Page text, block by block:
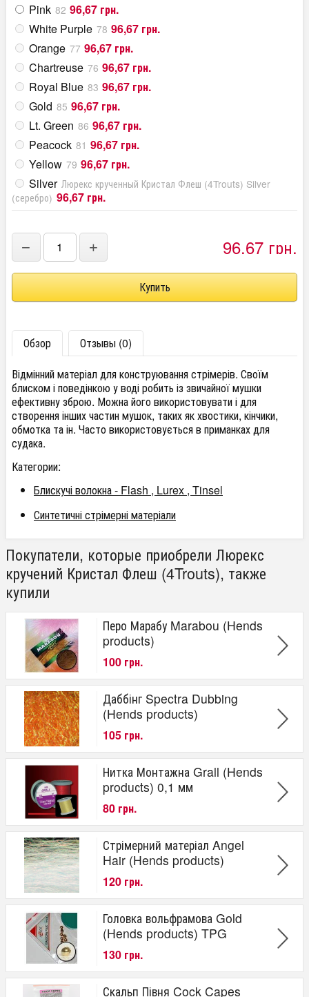
Pink 82 96,67 грн.
White Purple 78 96,67 грн.
Orange 77 96,67 грн.
Chartreuse 76 96,67 грн.
Royal Blue 83 96,67 грн.
Gold 85 96,67 грн.
Lt. Green 86 96,67 грн.
Peacock 81 96,67 грн.
Yellow 79 96,67 грн.
Silver Люрекс крученный Кристал Флеш (4Trouts) Silver
(серебро) 96,67 грн.
− + 96,67 грн.
Обзор
Отзывы (0)
Відмінний матеріал для конструювання стрімерів. Своїм
блиском і поведінкою у воді робить із звичайної мушки
ефективну зброю. Можна його використовувати і для
створення інших частин мушок, таких як хвостики, кінчики,
обмотка та ін. Часто використовується в приманках для
судака.
Категории:
Блискучі волокна - Flash , Lurex , Tinsel
Синтетичні стрімерні матеріали
Покупатели, которые приобрели Люрекс
кручений Кристал Флеш (4Trouts), также
купили
Перо Марабу Marabou (Hends
products)
100 грн.
Даббінг Spectra Dubbing
(Hends products)
105 грн.
Нитка Монтажна Grall (Hends
produсts) 0,1 мм
80 грн.
Стрімерний матеріал Angel
Hair (Hends products)
120 грн.
Головка вольфрамова Gold
(Hends products) TPG
130 грн.
Скальп Півня Cock Capes